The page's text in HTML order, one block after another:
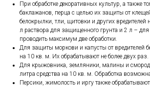
При обработке декоративных культур, а также
баклажанов, перца с целью их защиты от
белокрылки, тли, щитовки и других вредителей
л раствора для защищенного грунта и 2 л –
проводить максимум две обработки.
Для защиты моркови и капусты от вредителей
на 10 кв. м. Их обрабатывают не более двух раз.
Для крыжовника, земляники, малины и
литра средства на 10 кв. м. Обработка
Персики, жимолость и иргу также